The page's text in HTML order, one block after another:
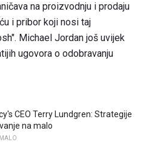
na proizvodnju i prodaju
i pribor koji nosi taj
Michael Jordan još uvijek
ugovora o odobravanju
CEO Terry Lundgren: Strategije
na malo